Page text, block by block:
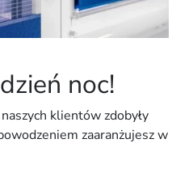
noc!
klientów zdobyły
zaaranżujesz w